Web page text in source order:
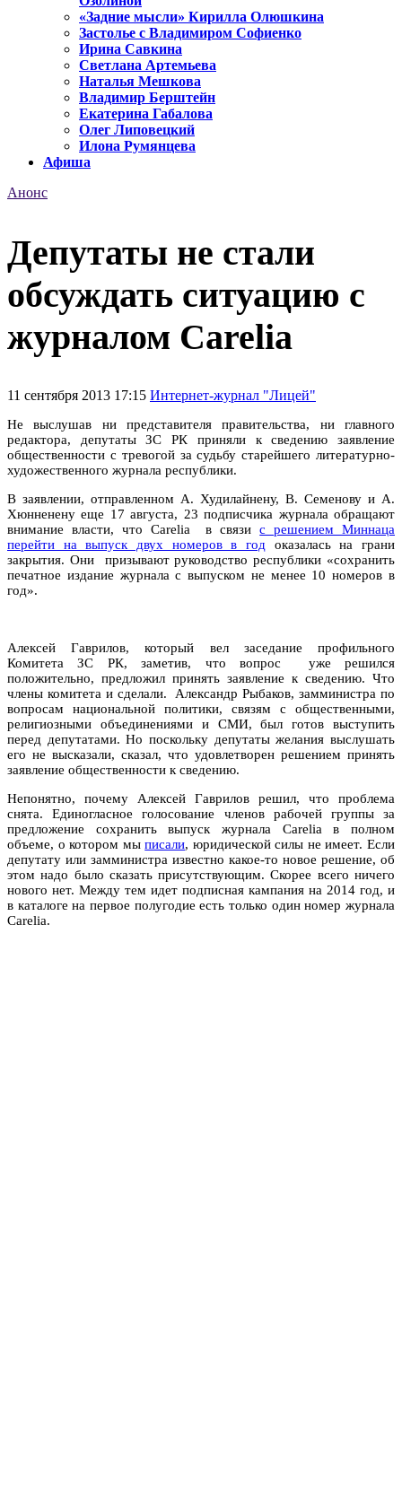
«Задние мысли» Кирилла Олюшкина
Застолье с Владимиром Софиенко
Ирина Савкина
Светлана Артемьева
Наталья Мешкова
Владимир Берштейн
Екатерина Габалова
Олег Липовецкий
Илона Румянцева
Афиша
Анонс
Депутаты не стали
обсуждать ситуацию с
журналом Carelia
11 сентября 2013 17:15 Интернет-журнал "Лицей"
Не выслушав ни представителя правительства, ни главного
редактора, депутаты ЗС РК приняли к сведению заявление
общественности с тревогой за судьбу старейшего литературно-
художественного журнала республики.
В заявлении, отправленном А. Худилайнену, В. Семенову и А.
Хюнненену еще 17 августа, 23 подписчика журнала обращают
внимание власти, что Carelia в связис решением Миннаца
перейти на выпуск двух номеров в год оказалась на грани
закрытия. Они призывают руководство республики «сохранить
печатное издание журнала с выпуском не менее 10 номеров в
год».
Алексей Гаврилов, который вел заседание профильного
Комитета ЗС РК, заметив, что вопрос уже решился
положительно, предложил принять заявление к сведению. Что
члены комитета и сделали. Александр Рыбаков, замминистра по
вопросам национальной политики, связям с общественными,
религиозными объединениями и СМИ, был готов выступить
перед депутатами. Но поскольку депутаты желания выслушать
его не высказали, сказал, что удовлетворен решением принять
заявление общественности к сведению.
Непонятно, почему Алексей Гаврилов решил, что проблема
снята. Единогласное голосование членов рабочей группы за
предложение сохранить выпуск журнала Carelia в полном
объеме, о котором мыписали, юридической силы не имеет. Если
депутату или замминистра известно какое-то новое решение, об
этом надо было сказать присутствующим. Скорее всего ничего
нового нет. Между тем идет подписная кампания на 2014 год, и
в каталоге на первое полугодие есть только один номер журнала
Carelia.